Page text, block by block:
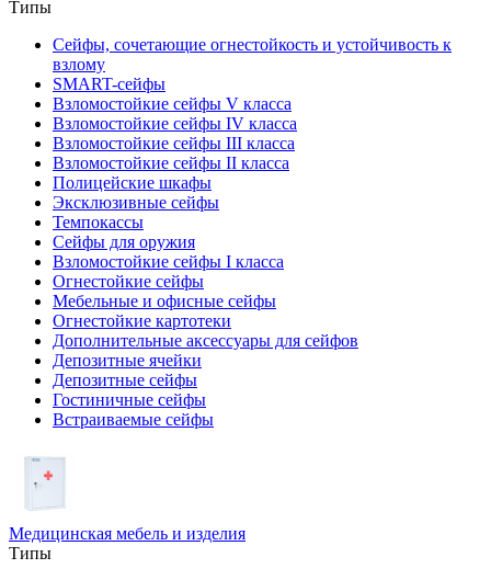
Типы
Сейфы, сочетающие огнестойкость и устойчивость к
взлому
SMART-сейфы
Взломостойкие сейфы V класса
Взломостойкие сейфы IV класса
Взломостойкие сейфы III класса
Взломостойкие сейфы II класса
Полицейские шкафы
Эксклюзивные сейфы
Темпокассы
Сейфы для оружия
Взломостойкие сейфы I класса
Огнестойкие сейфы
Мебельные и офисные сейфы
Огнестойкие картотеки
Дополнительные аксессуары для сейфов
Депозитные ячейки
Депозитные сейфы
Гостиничные сейфы
Встраиваемые сейфы
Медицинская мебель и изделия
Типы